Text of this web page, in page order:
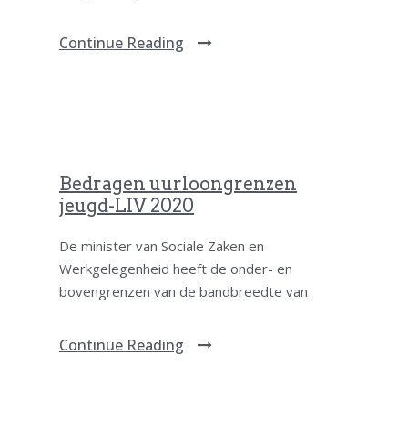
Continue Reading
Bedragen uurloongrenzen
jeugd-LIV 2020
De minister van Sociale Zaken en
Werkgelegenheid heeft de onder- en
bovengrenzen van de bandbreedte van
Continue Reading